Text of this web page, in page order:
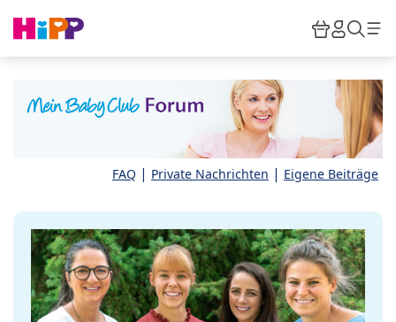
HiPP
FAQ | Private Nachrichten | Eigene Beiträge